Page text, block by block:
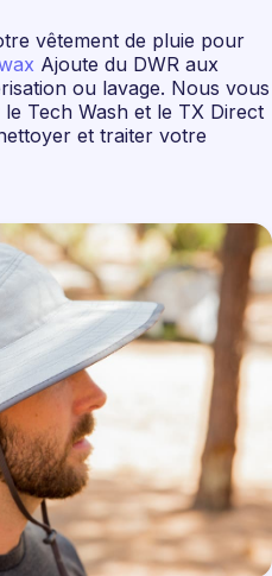
vêtement de pluie pour
Ajoute du DWR aux
ou lavage. Nous vous
Tech Wash et le TX Direct
et traiter votre